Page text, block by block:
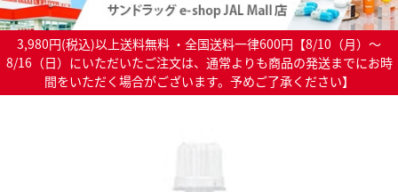
3,980円(税込)以上送料無料 ・全国送料一律600円【8/10（月）～
8/16（日）にいただいたご注文は、通常よりも商品の発送までにお時
間をいただく場合がございます。予めご了承ください】